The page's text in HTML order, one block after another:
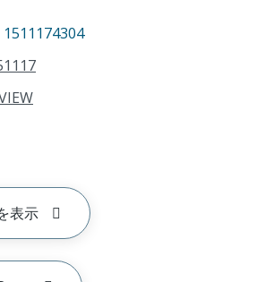
1511174304
表示